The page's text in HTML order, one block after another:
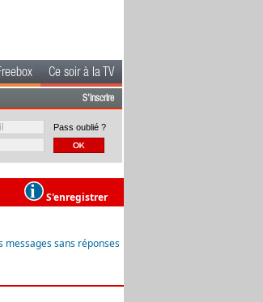
Ce soir à la TV
S'inscrire
Pass oublié ?
S'enregistrer
messages sans réponses